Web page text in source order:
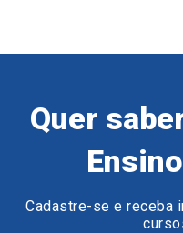
Quer
Cadastre-se e receba